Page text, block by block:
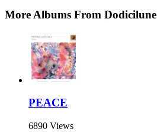
More Albums From Dodicilune
PEACE
6890 Views